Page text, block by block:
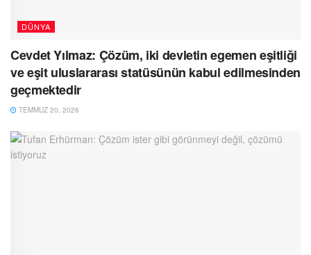
DÜNYA
Cevdet Yılmaz: Çözüm, iki devletin egemen eşitliği
ve eşit uluslararası statüsünün kabul edilmesinden
geçmektedir
TEMMUZ 20, 2026